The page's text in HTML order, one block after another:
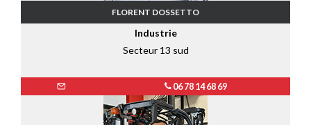
FLORENT DOSSETTO
Industrie
Secteur 13 sud
06 78 14 68 69